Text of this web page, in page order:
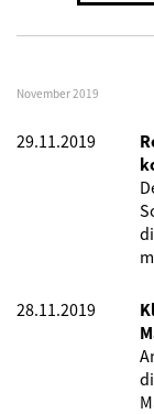
November 2019
29.11.2019
28.11.2019